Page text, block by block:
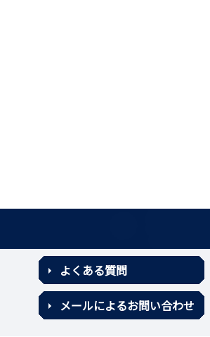
よくある質問
メールによるお問い合わせ